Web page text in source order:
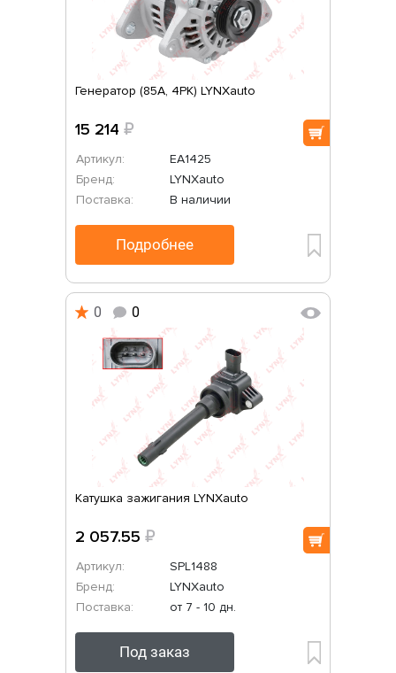
Генератор (85A, 4PK) LYNXauto
15 214 ₽
Артикул:
EA1425
Бренд:
LYNXauto
Поставка:
В наличии
Подробнее
0 0
Катушка зажигания LYNXauto
2 057.55 ₽
Артикул:
SPL1488
Бренд:
LYNXauto
Поставка:
от 7 - 10 дн.
Под заказ